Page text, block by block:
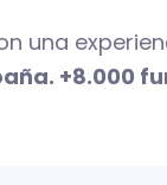
una
+8.000